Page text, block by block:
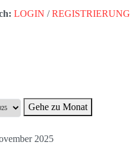
LOGIN /REGISTRIERUNG
Gehe zu Monat
2025